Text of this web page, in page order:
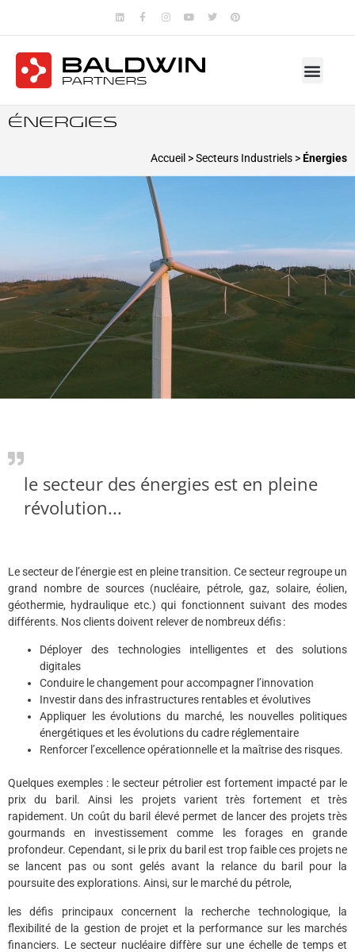
Énergies
Accueil >Secteurs Industriels >Énergies
le secteur des énergies est en pleine
révolution...
Le secteur de l’énergie est en pleine transition. Ce secteur regroupe un
grand nombre de sources (nucléaire, pétrole, gaz, solaire, éolien,
géothermie, hydraulique etc.) qui fonctionnent suivant des modes
différents. Nos clients doivent relever de nombreux défis :
Déployer des technologies intelligentes et des solutions
digitales
Conduire le changement pour accompagner l’innovation
Investir dans des infrastructures rentables et évolutives
Appliquer les évolutions du marché, les nouvelles politiques
énergétiques et les évolutions du cadre réglementaire
Renforcer l’excellence opérationnelle et la maîtrise des risques.
Quelques exemples : le secteur pétrolier est fortement impacté par le
prix du baril. Ainsi les projets varient très fortement et très
rapidement. Un coût du baril élevé permet de lancer des projets très
gourmands en investissement comme les forages en grande
profondeur. Cependant, si le prix du baril est trop faible ces projets ne
se lancent pas ou sont gelés avant la relance du baril pour la
poursuite des explorations. Ainsi, sur le marché du pétrole,
les défis principaux concernent la recherche technologique, la
flexibilité de la gestion de projet et la performance sur les marchés
financiers. Le secteur nucléaire diffère sur une échelle de temps et